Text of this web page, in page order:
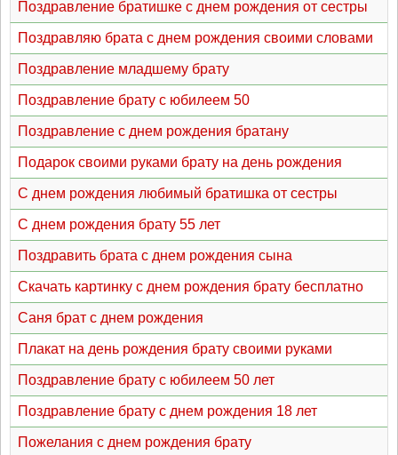
Поздравление братишке с днем рождения от сестры
Поздравляю брата с днем рождения своими словами
Поздравление младшему брату
Поздравление брату с юбилеем 50
Поздравление с днем рождения братану
Подарок своими руками брату на день рождения
С днем рождения любимый братишка от сестры
С днем рождения брату 55 лет
Поздравить брата с днем рождения сына
Скачать картинку с днем рождения брату бесплатно
Саня брат с днем рождения
Плакат на день рождения брату своими руками
Поздравление брату с юбилеем 50 лет
Поздравление брату с днем рождения 18 лет
Пожелания с днем рождения брату